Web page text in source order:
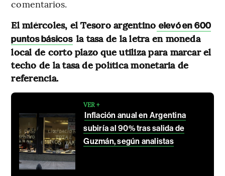
comentarios.
El miércoles, el Tesoro argentino elevó en 600
puntos básicos la tasa de la letra en moneda
local de corto plazo que utiliza para marcar el
techo de la tasa de política monetaria de
referencia.
VER +
Inflación anual en Argentina
subiría al 90% tras salida de
Guzmán, según analistas